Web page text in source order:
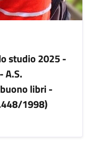
studio 2025 -
A.S.
libri -
1998)